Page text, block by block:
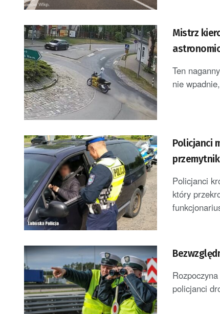
Mistrz
Ten
nie
Policjanci
Policjanci
który
policjanci